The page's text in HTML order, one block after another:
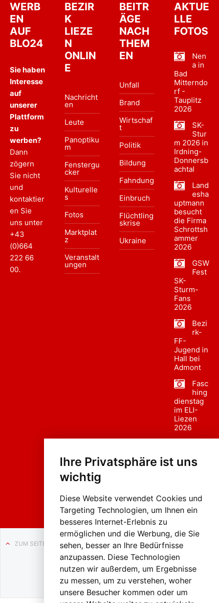
Ihre Privatsphäre ist uns
wichtig
Diese Website verwendet Cookies und
Targeting Technologien, um Ihnen ein
besseres Internet-Erlebnis zu
ermöglichen und die Werbung, die Sie
sehen, besser an Ihre Bedürfnisse
anzupassen. Diese Technologien
nutzen wir außerdem, um Ergebnisse
zu messen, um zu verstehen, woher
unsere Besucher kommen oder um
WERB
EN
AUF
BLO24
Sie haben
Interesse
auf
unserer
Plattform
zu
werben?
Dann
zögern
Sie nicht
und
kontaktier
en Sie
uns unter
+43
(0)664
222 66
00.
BEZIR
K
LIEZE
N
ONLIN
E
Nachricht
en
Leute
Panoptiku
m
Fenstergu
cker
Kulturelle
s
Fotos
Marktplat
z
Veranstalt
ungen
BEITR
ÄGE
NACH
THEM
EN
Unfall
Brand
Wirtschaf
t
Politik
Bildung
Fahndung
Einbruch
Flüchtling
skrise
Ukraine
AKTUE
LLE
FOTOS
Nen
a in
Bad
Mitterndo
rf -
Tauplitz
2026
SK-
Stur
m 2026 in
Irdning-
Donnersb
achtal
Land
esha
uptmann
besucht
die Firma
Schrottsh
ammer
2026
GSW
Fest
SK-
Sturm-
Fans
2026
Bezi
rk-
FF-
Jugend in
Hall bei
Admont
Fasc
hing
dienstag
im ELI-
Liezen
2026
sumzug
Liezen
ZUM SEITENANFANG
Auf BLO24.at werben?
+43 (0)664 2226600